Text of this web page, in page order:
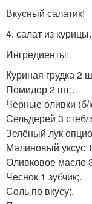
Вкусный салатик!
4. салат из курицы.
Ингредиенты:
Куриная грудка 2
Помидор 2 шт;.
Черные оливки (б/
Сельдерей 3
Зелёный лук
Малиновый уксус
Оливковое масло
Чеснок 1 зубчик;.
Соль по вкусу;.